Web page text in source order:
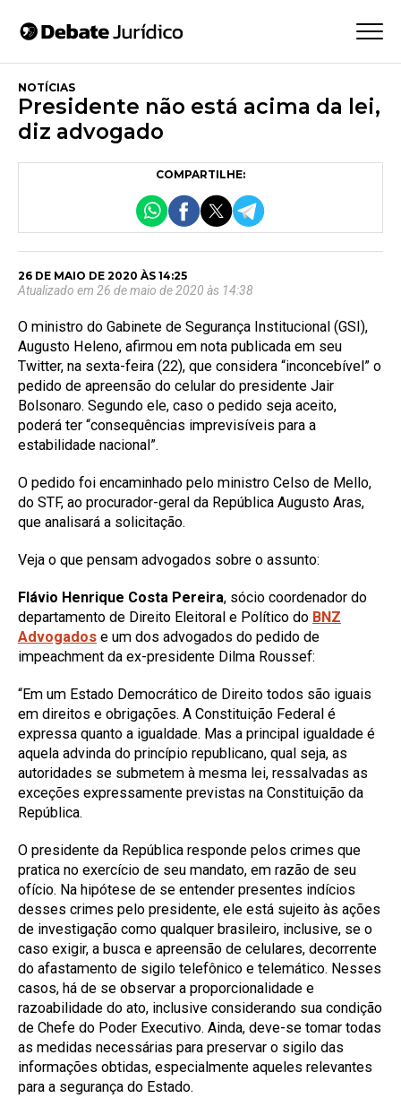
NOTÍCIAS
Presidente não está acima da lei,
diz advogado
COMPARTILHE:
26 DE MAIO DE 2020 ÀS 14:25
Atualizado em 26 de maio de 2020 às 14:38
O ministro do Gabinete de Segurança Institucional (GSI),
Augusto Heleno, afirmou em nota publicada em seu
Twitter, na sexta-feira (22), que considera “inconcebível” o
pedido de apreensão do celular do presidente Jair
Bolsonaro. Segundo ele, caso o pedido seja aceito,
poderá ter “consequências imprevisíveis para a
estabilidade nacional”.
O pedido foi encaminhado pelo ministro Celso de Mello,
do STF, ao procurador-geral da República Augusto Aras,
que analisará a solicitação.
Veja o que pensam advogados sobre o assunto:
Flávio Henrique Costa Pereira, sócio coordenador do
departamento de Direito Eleitoral e Político do BNZ
Advogados e um dos advogados do pedido de
impeachment da ex-presidente Dilma Roussef:
“Em um Estado Democrático de Direito todos são iguais
em direitos e obrigações. A Constituição Federal é
expressa quanto a igualdade. Mas a principal igualdade é
aquela advinda do princípio republicano, qual seja, as
autoridades se submetem à mesma lei, ressalvadas as
exceções expressamente previstas na Constituição da
República.
O presidente da República responde pelos crimes que
pratica no exercício de seu mandato, em razão de seu
ofício. Na hipótese de se entender presentes indícios
desses crimes pelo presidente, ele está sujeito às ações
de investigação como qualquer brasileiro, inclusive, se o
caso exigir, a busca e apreensão de celulares, decorrente
do afastamento de sigilo telefônico e telemático. Nesses
casos, há de se observar a proporcionalidade e
razoabilidade do ato, inclusive considerando sua condição
de Chefe do Poder Executivo. Ainda, deve-se tomar todas
as medidas necessárias para preservar o sigilo das
informações obtidas, especialmente aqueles relevantes
para a segurança do Estado.